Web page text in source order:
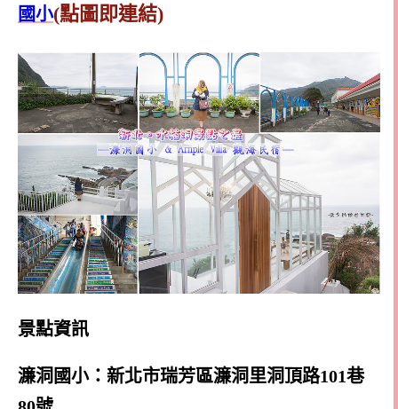
國小(點圖即連結)
景點資訊
濂洞國小：新北市瑞芳區濂洞里洞頂路101巷